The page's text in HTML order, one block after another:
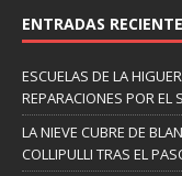
ENTRADAS
ESCUELAS DE LA
REPARACIONES POR EL
LA NIEVE CUBRE DE
COLLIPULLI TRAS EL